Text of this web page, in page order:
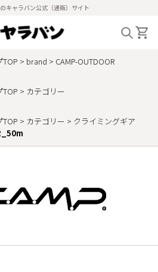
キャラバン公式（通販）サイト
brand
CAMP-OUTDOOR
カテゴリー
カテゴリー
クライミングギア